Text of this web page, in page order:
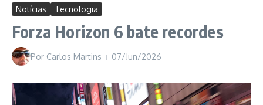
Notícias Tecnologia
Forza Horizon 6 bate recordes
Por Carlos Martins 07/Jun/2026